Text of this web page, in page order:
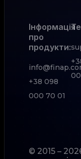
Інформація
про
продукти:
+38 098
000 70 01
© 2015 –